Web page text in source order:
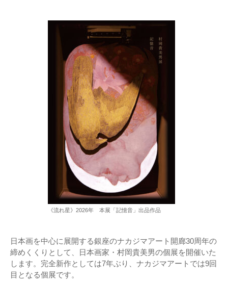
《流れ星》2026年 本展「記憶音」出品作品
日本画を中心に展開する銀座のナカジマアート開廊30周年の
締めくくりとして、日本画家・村岡貴美男の個展を開催いた
します。完全新作としては7年ぶり、ナカジマアートでは9回
目となる個展です。